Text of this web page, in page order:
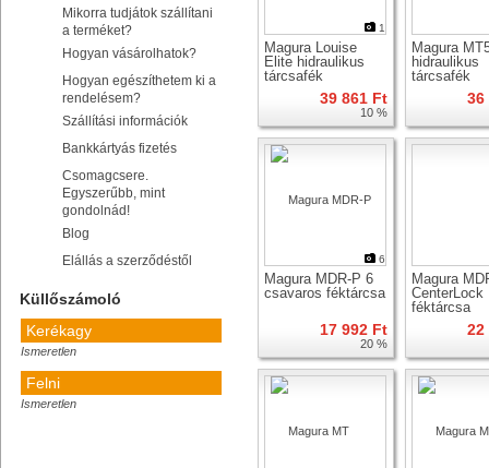
Mikorra tudjátok szállítani
a terméket?
Hogyan vásárolhatok?
Hogyan egészíthetem ki a
rendelésem?
Szállítási információk
Bankkártyás fizetés
Csomagcsere.
Egyszerűbb, mint
gondolnád!
Blog
Elállás a szerződéstől
Küllőszámoló
Kerékagy
Ismeretlen
Felni
Ismeretlen
1
Magura Louise
Elite hidraulikus
tárcsafék
39 861 Ft
10 %
Magura
hidraulikus
tárcsafék
36
6
Magura MDR-P 6
csavaros féktárcsa
17 992 Ft
20 %
Magura
CenterLock
féktárcsa
22